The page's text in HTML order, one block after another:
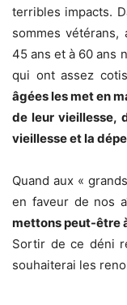
terribles impacts.
sommes
45 ans et à 60 ans
qui ont assez
âgées les met en
de leur vieillesse,
vieillesse et la
Quand aux «
en faveur de nos
mettons peut-être
Sortir de ce déni
souhaiterai les